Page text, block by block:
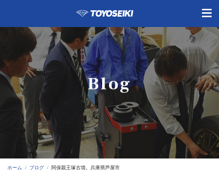
Blog
ホーム ブログ 阿保親王塚古墳。兵庫県芦屋市